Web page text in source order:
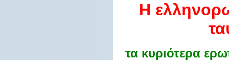
Η
τα κυριότερα